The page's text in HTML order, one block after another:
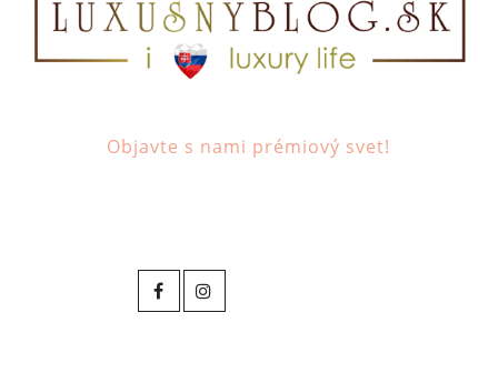
Objavte s nami prémiový svet!